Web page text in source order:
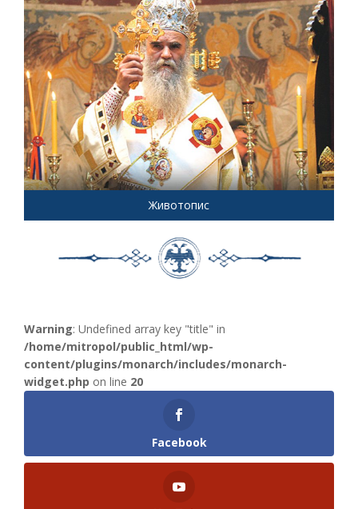
Животопис
Warning: Undefined array key "title" in
/home/mitropol/public_html/wp-
content/plugins/monarch/includes/monarch-
widget.php on line 20
Facebook